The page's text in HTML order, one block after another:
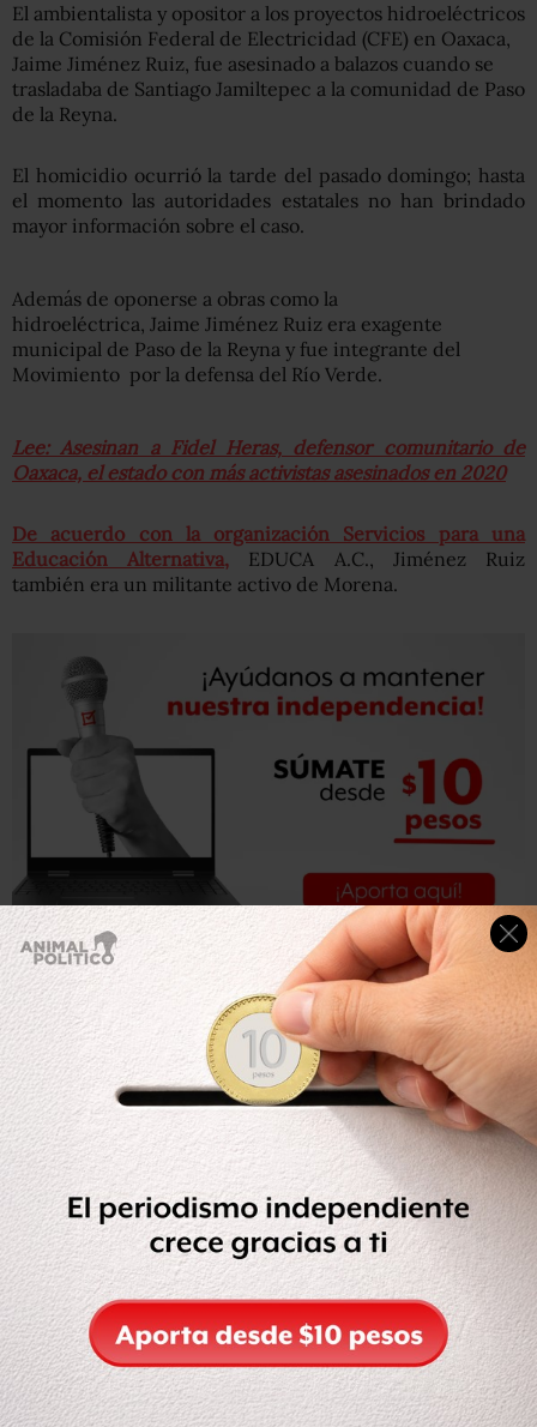
El ambientalista y opositor a los proyectos hidroeléctricos
de la Comisión Federal de Electricidad (CFE) en Oaxaca,
Jaime Jiménez Ruiz, fue asesinado a balazos cuando se
trasladaba de Santiago Jamiltepec a la comunidad de Paso
de la Reyna.
El homicidio ocurrió la tarde del pasado domingo; hasta
el momento las autoridades estatales no han brindado
mayor información sobre el caso.
Además de oponerse a obras como la
hidroeléctrica, Jaime Jiménez Ruiz era exagente
municipal de Paso de la Reyna y fue integrante del
Movimiento por la defensa del Río Verde.
Lee: Asesinan a Fidel Heras, defensor comunitario de
Oaxaca, el estado con más activistas asesinados en 2020
De acuerdo con la organización Servicios para una
Educación Alternativa, EDUCA A.C., Jiménez Ruiz
también era un militante activo de Morena.
En un comunicado, la organización acusó un incremento
de la inseguridad para los habitantes de Paseo de la
Reyna, una comunidad de apenas 500 habitantes y que es
“símbolo de la lucha pacífica contra los megaproyectos y
el extractivismo, como son los proyectos hidroeléctricos
que amenazan al Río Verde”.
Apenas el pasado 14 de marzo fueron asesinados a balazos
otros tres habitantes de Paso de la Reyna, identificados
como Raymundo Robles Riaño, Noé Robles Cruz, y
Gerardo Mendoza Reyes.
A inicios de año, el 23 de enero,Fidel Heras Cruz, otro
defensor comunitario de Paso de la Reyna,fue asesinado
en las inmediaciones de la comunidad La Esperanza,
también perteneciente al municipio de Santiago